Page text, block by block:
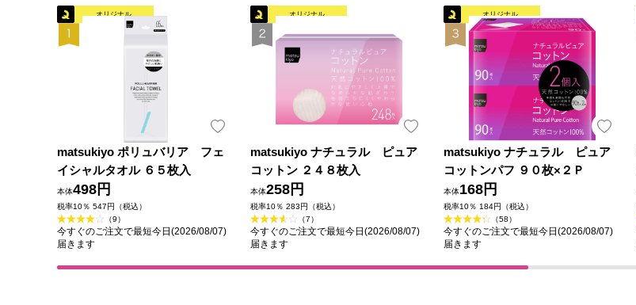
オリジナル
matsukiyo ポリュバリア フェ
イシャルタオル ６５枚入
本体498円
税率10％ 547円（税込）
（9）
今すぐのご注文で最短今日(2026/08/07)
届きます
オリジナル
matsukiyo ナチュラル ピュア
コットン ２４８枚入
本体258円
税率10％ 283円（税込）
（7）
今すぐのご注文で最短今日(2026/08/07)
届きます
オリジナル
matsukiyo ナチュラル ピュア
コットンパフ ９０枚×２Ｐ
本体168円
税率10％ 184円（税込）
（58）
今すぐのご注文で最短今日(2026/08/07)
届きます